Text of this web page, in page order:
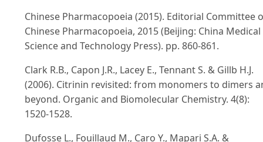
Chinese Pharmacopoeia (2015). Editorial Committee
Chinese Pharmacopoeia, 2015 (Beijing: China Medical
Science and Technology Press). pp. 860-861.
Clark R.B., Capon J.R., Lacey E., Tennant S. & Gillb H.J.
(2006). Citrinin revisited: from monomers to dimers
beyond. Organic and Biomolecular Chemistry. 4(8):
1520-1528.
Dufosse L., Fouillaud M., Caro Y., Mapari S.A. &